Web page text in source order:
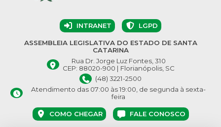
INTRANET LGPD
ASSEMBLEIA LEGISLATIVA DO ESTADO DE SANTA
CATARINA
Rua Dr. Jorge Luz Fontes, 310
CEP: 88020-900 | Florianópolis, SC
(48) 3221-2500
Atendimento das 07:00 às 19:00, de segunda à sexta-
feira
COMO CHEGAR FALE CONOSCO